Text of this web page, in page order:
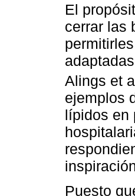
El
cerrar las
Alings et
ejemplos
lípidos en
Puesto